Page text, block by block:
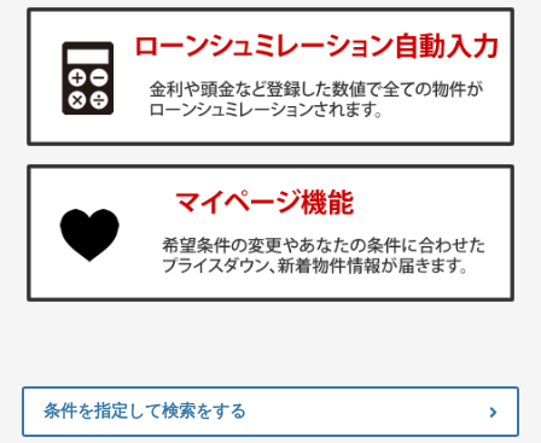
条件を指定して検索をする